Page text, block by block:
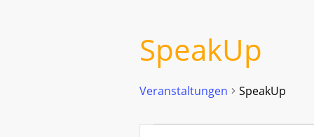
SpeakUp
Veranstaltungen SpeakUp